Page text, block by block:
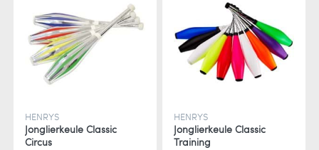
HENRYS
Jonglierkeule Classic
Circus
HENRYS
Jonglierkeule Classic
Training